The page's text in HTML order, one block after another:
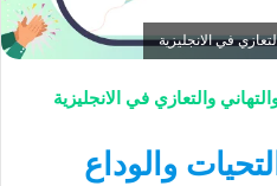
في الانجليزية
والتعازي في الانجليزية
والوداع